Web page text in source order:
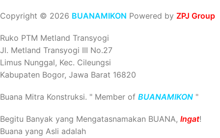
Copyright © 2026 BUANAMIKON Powered by ZPJ Group
Ruko PTM Metland Transyogi
Jl. Metland Transyogi III No.27
Limus Nunggal, Kec. Cileungsi
Kabupaten Bogor, Jawa Barat 16820
Buana Mitra Konstruksi. " Member of BUANAMIKON "
Begitu Banyak yang Mengatasnamakan BUANA, Ingat!
Buana yang Asli adalah